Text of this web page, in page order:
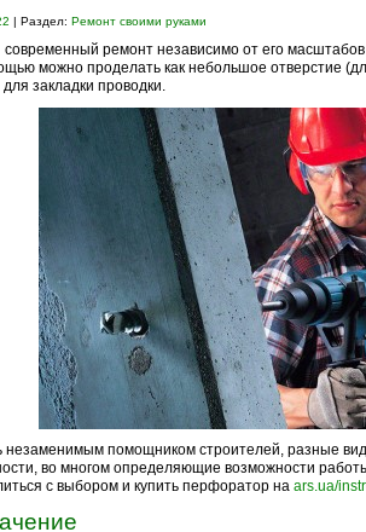
| Раздел: Ремонт своими руками
ремонт независимо от его
можно проделать как небольшое отверстие
закладки проводки.
незаменимым помощником строителей, разные
во многом определяющие возможности
с выбором и купить перфоратор на ars.ua/